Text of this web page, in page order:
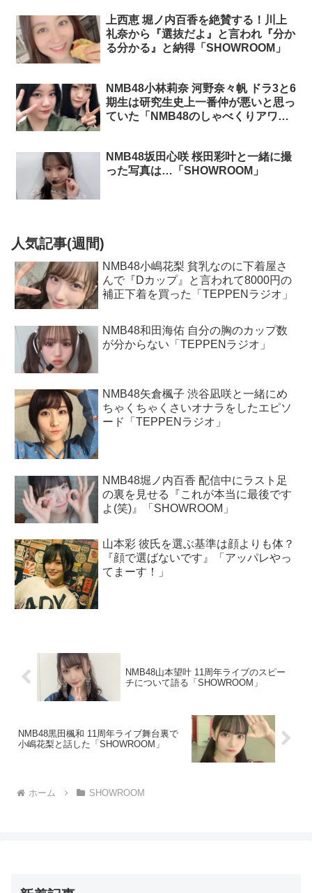
上西恵 堀ノ内百香を絶賛する！川上
礼奈から『選抜だよ』と言われ『分か
る分かる』と納得「SHOWROOM」
NMB48小林莉奈 河野奈々帆 ドラ3と6
期生は研究生史上一番仲が悪いと思っ
ていた「NMB48のしゃべくりアワ
NMB48坂田心咲 桜田彩叶と一緒に撮
った写真は…「SHOWROOM」
人気記事(週間)
NMB48小嶋花梨 貧乳なのに下着屋さ
んで『Dカップ』と言われて8000円の
補正下着を買った「TEPPENラジオ」
NMB48和田海佑 自分の胸のカップ数
が分からない「TEPPENラジオ」
NMB48矢倉楓子 渋谷凪咲と一緒にめ
ちゃくちゃくさいオナラをしたエピソ
ード「TEPPENラジオ」
NMB48堀ノ内百香 配信中にラスト足
の裏を見せる『これが本当に最後です
よ(笑)』「SHOWROOM」
山本彩 彼氏を選ぶ基準は顔よりも体？
『顔で選ばないです』「アッパレやっ
てまーす！」
NMB48山本望叶 11周年ライブのスピー
チについて語る「SHOWROOM」
NMB48黒田楓和 11周年ライブ舞台裏で
小嶋花梨と話した「SHOWROOM」
ホーム SHOWROOM